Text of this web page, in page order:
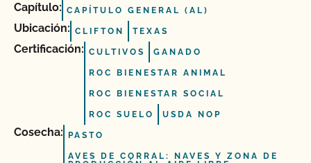
Capítulo: CAPÍTULO GENERAL (AL)
Ubicación: CLIFTON TEXAS
Certificación: CULTIVOS GANADO
ROC BIENESTAR ANIMAL
ROC BIENESTAR SOCIAL
ROC SUELO USDA NOP
Cosecha: PASTO
AVES DE CORRAL: NAVES Y ZONA DE